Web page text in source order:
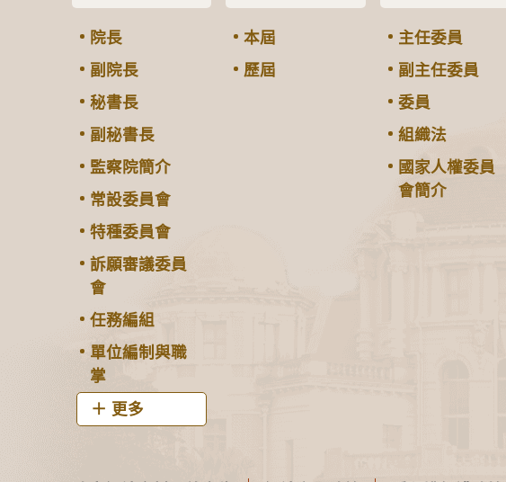
院長
副院長
秘書長
副秘書長
監察院簡介
常設委員會
特種委員會
訴願審議委員
會
任務編組
單位編制與職
掌
更多
本屆
歷屆
主任委員
副主任委員
委員
組織法
國家人權委員
會簡介